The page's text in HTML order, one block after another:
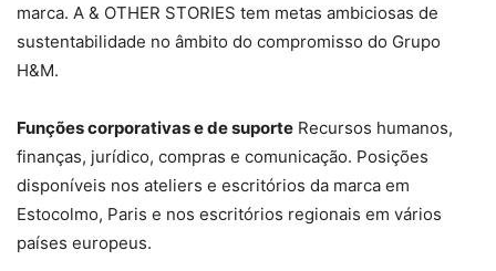
marca. A & OTHER STORIES tem metas ambiciosas de
sustentabilidade no âmbito do compromisso do Grupo
H&M.
Funções corporativas e de suporte Recursos humanos,
finanças, jurídico, compras e comunicação. Posições
disponíveis nos ateliers e escritórios da marca em
Estocolmo, Paris e nos escritórios regionais em vários
países europeus.